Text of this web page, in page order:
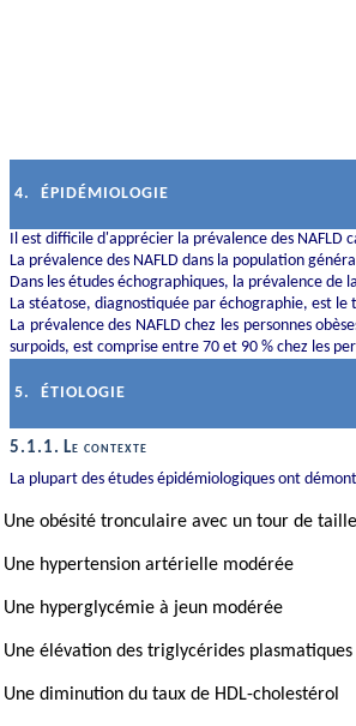
4. ÉPIDÉMIOLOGIE
Il est difficile d'apprécier la prévalence des NAFLD
La prévalence des NAFLD dans la population
Dans les études échographiques, la prévalence
La stéatose, diagnostiquée par échographie, est
La prévalence des NAFLD chez les personnes
surpoids, est comprise entre 70 et 90 % chez les
5. ÉTIOLOGIE
5.1.1. Le contexte
La plupart des études épidémiologiques ont
Une obésité tronculaire avec un tour de
Une hypertension artérielle modérée
Une hyperglycémie à jeun modérée
Une élévation des triglycérides
Une diminution du taux de HDL-cholestérol